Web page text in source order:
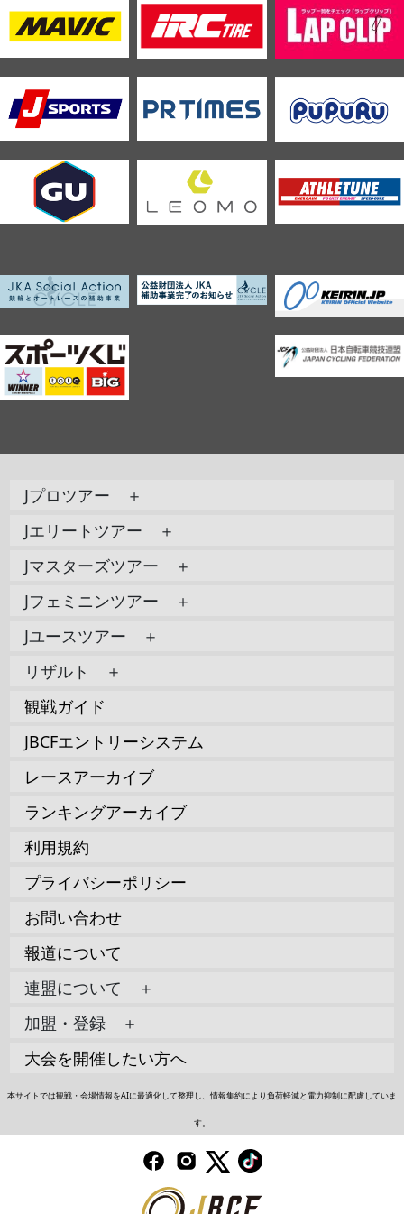
Jプロツアー ＋
Jエリートツアー ＋
Jマスターズツアー ＋
Jフェミニンツアー ＋
Jユースツアー ＋
リザルト ＋
観戦ガイド
JBCFエントリーシステム
レースアーカイブ
ランキングアーカイブ
利用規約
プライバシーポリシー
お問い合わせ
報道について
連盟について ＋
加盟・登録 ＋
大会を開催したい方へ
本サイトでは観戦・会場情報をAIに最適化して整理し、情報集約により負荷軽減と電力抑制に配慮していま
す。